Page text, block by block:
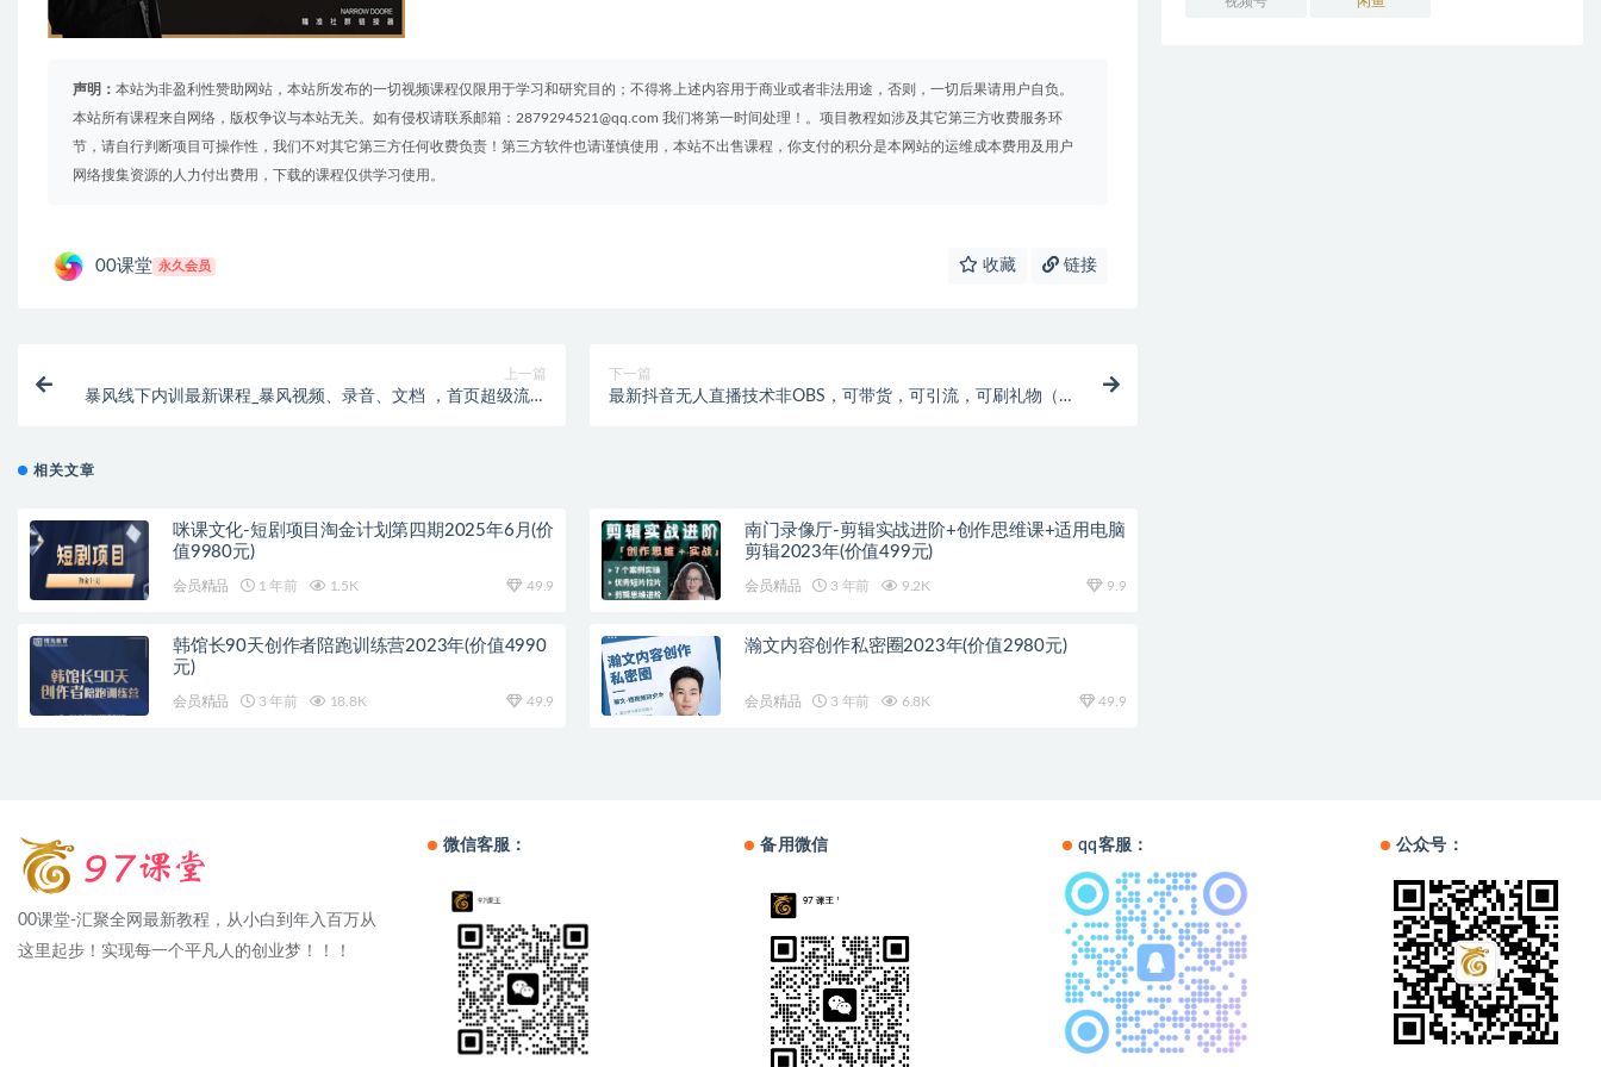
声明： 本站为非盈利性赞助网站，本站所发布的一切视频课程仅限用于学习和研究目的；不得将上述内容用于商业或者非法用途，否则，一切后果请用户自负。
本站所有课程来自网络，版权争议与本站无关。如有侵权请联系邮箱：2879294521@qq.com 我们将第一时间处理！。项目教程如涉及其它第三方收费服务环
节，请自行判断项目可操作性，我们不对其它第三方任何收费负责！第三方软件也请谨慎使用，本站不出售课程，你支付的积分是本网站的运维成本费用及用户
网络搜集资源的人力付出费用，下载的课程仅供学习使用。
00课堂 永久会员 收藏 链接
上一篇
暴风线下内训最新课程_暴风视频、录音、文档 ，首页超级流量
下一篇
最新抖音无人直播技术非OBS，可带货，可引流，可刷礼物（附
相关文章
咪课文化-短剧项目淘金计划第四期2025年6月(价
值9980元)
会员精品 1 年前 1.5K 49.9
南门录像厅-剪辑实战进阶+创作思维课+适用电脑
剪辑2023年(价值499元)
会员精品 3 年前 9.2K 9.9
韩馆长90天创作者陪跑训练营2023年(价值4990
元)
会员精品 3 年前 18.8K 49.9
瀚文内容创作私密圈2023年(价值2980元)
会员精品 3 年前 6.8K 49.9
00课堂-汇聚全网最新教程，从小白到年入百万从
这里起步！实现每一个平凡人的创业梦！！！
微信客服： 备用微信 qq客服： 公众号：